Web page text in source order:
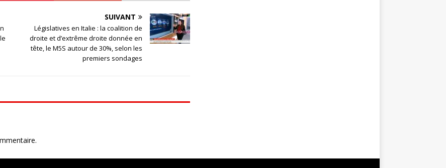
SUIVANT
Législatives en Italie : la coalition de
droite et d’extrême droite donnée en
tête, le M5S autour de 30%, selon les
premiers sondages